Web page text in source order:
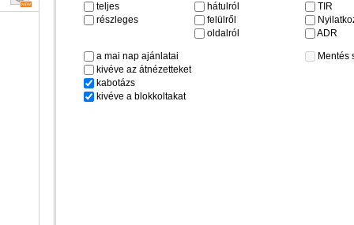
teljes
részleges
hátulról
felülről
oldalról
TIR
ADR
a mai nap ajánlatai
kivéve az átnézetteket
kabotázs
kivéve a blokkoltakat
Mentés